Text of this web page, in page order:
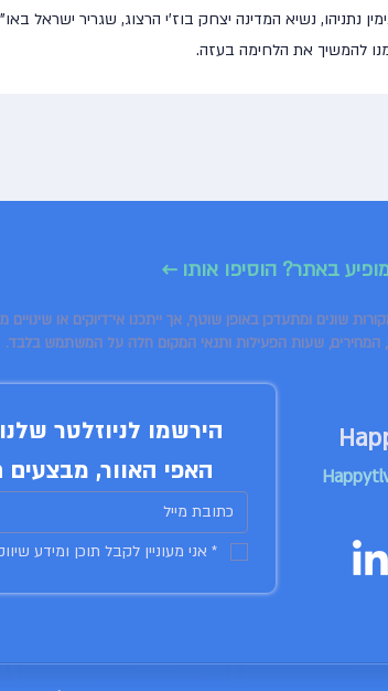
נתניהו, נשיא המדינה יצחק בוז'י הרצוג, שגריר ישראל
להמשיך את הלחימה בעזה.
באתר? הוסיפו אותו ←
המחירים, שעות הפעילות ותנאי המקום חלה על המשתמש בלבד.
האפי האוור,
* אני מעוניין לקבל תוכן ומידע